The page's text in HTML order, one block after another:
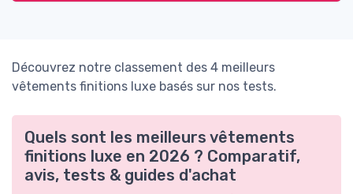
Découvrez notre classement des 4 meilleurs
vêtements finitions luxe basés sur nos tests.
Quels sont les meilleurs vêtements
finitions luxe en 2026 ? Comparatif,
avis, tests & guides d'achat